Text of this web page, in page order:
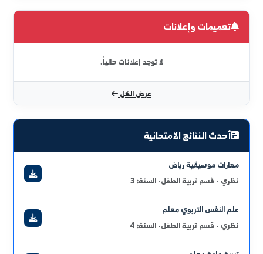
انطلاقاً من إيماننا العميق بأهمية التربية ودورها الرائد في تطوير
المجتمعات، سعت كلية التربية بالحسكة إلى تزويد طلابها
بمختلف المعارف الضرورية التي يحتاجونها في مستقبلهم
المهني, فالمعلم- المعلمة هو محور العملية التربوية في هذه
الكلية سواء معلم التعليم الأساسي أو رياض الأطفال فهم عماد
مستقبل المجتمع السوري ومن خلالهم تتحقق التنمية
المنشودة ويستند عمل هذه الكلية في تأدية رسالتها التربوية
إلى فلسفة تنبع من توجهات هذا المجتمع والسعي إلى تلبية
احتياجاته في ظل التقدم العلمي والتكنولوجي الذي يشهده
العالم في هذا العصر فهي مركز اشعاع تربوي وعامل مهم في
المحافظة على المنظومة القيمية وغرس روح الابداع والابتكار
لدى معلمي المستقبل.... والله ولي التوفيق.
قراءة الكلمة كاملة
السيرة الذاتية الكاملة
تعميمات وإعلانات
لا توجد إعلانات حالياً.